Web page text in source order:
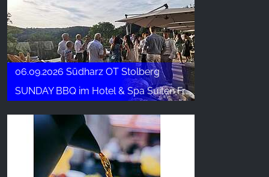
06.09.2026 Südharz OT Stolberg
SUNDAY BBQ im Hotel & Spa Suiten FreiWerk